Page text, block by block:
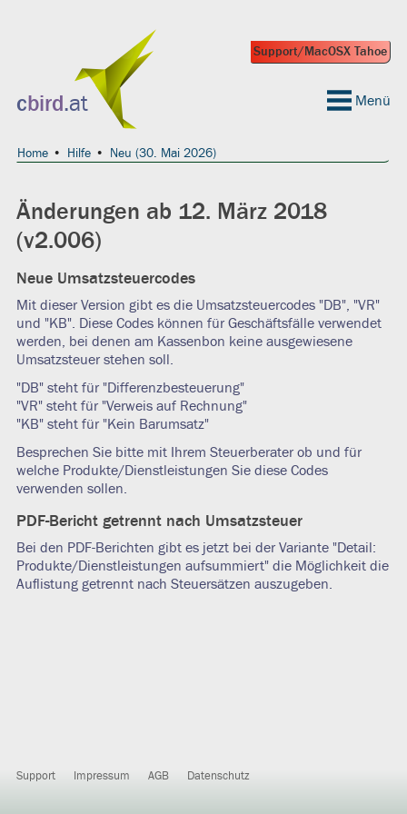
Support/MacOSX Tahoe
cbird.at Menü
Home Hilfe Neu (30. Mai 2026)
Änderungen ab 12. März 2018
(v2.006)
Neue Umsatzsteuercodes
Mit dieser Version gibt es die Umsatzsteuercodes "DB", "VR"
und "KB". Diese Codes können für Geschäftsfälle verwendet
werden, bei denen am Kassenbon keine ausgewiesene
Umsatzsteuer stehen soll.
"DB" steht für "Differenzbesteuerung"
"VR" steht für "Verweis auf Rechnung"
"KB" steht für "Kein Barumsatz"
Besprechen Sie bitte mit Ihrem Steuerberater ob und für
welche Produkte/Dienstleistungen Sie diese Codes
verwenden sollen.
PDF-Bericht getrennt nach Umsatzsteuer
Bei den PDF-Berichten gibt es jetzt bei der Variante "Detail:
Produkte/Dienstleistungen aufsummiert" die Möglichkeit die
Auflistung getrennt nach Steuersätzen auszugeben.
Support Impressum AGB Datenschutz